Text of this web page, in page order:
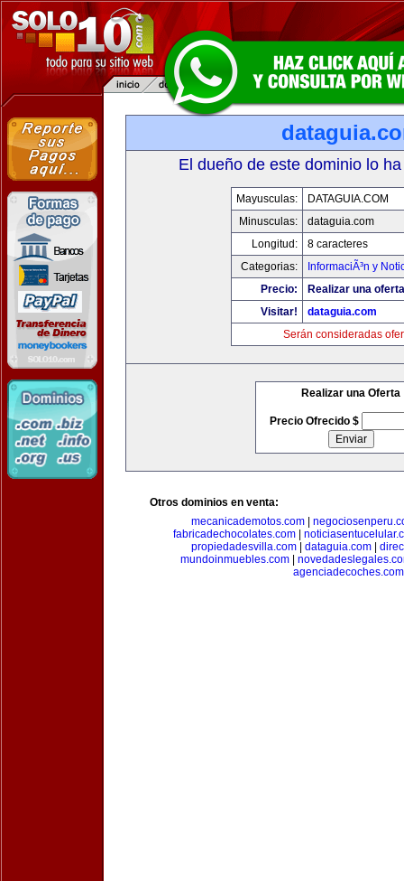
El dueño de este dominio lo
Mayusculas:
DATAGUIA.COM
Minusculas:
dataguia.com
Longitud:
8 caracteres
Categorias:
InformaciÃ³n y
Precio:
Realizar una
Visitar!
dataguia.com
Serán consideradas
Realizar una Oferta
Precio Ofrecido $
Otros dominios en venta:
mecanicademotos.com|
fabricadechocolates.com|
propiedadesvilla.com| dataguia.com|
mundoinmuebles.com
agenciadecoches.com